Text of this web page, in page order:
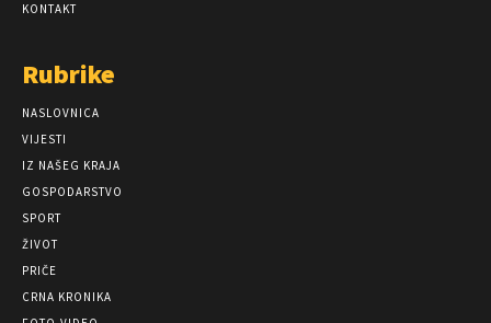
KONTAKT
Rubrike
NASLOVNICA
VIJESTI
IZ NAŠEG KRAJA
GOSPODARSTVO
SPORT
ŽIVOT
PRIČE
CRNA KRONIKA